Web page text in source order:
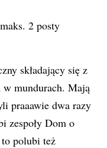
2 posty
składający się z
w mundurach. Mają
praaawie dwa razy
zespoły Dom o
polubi też